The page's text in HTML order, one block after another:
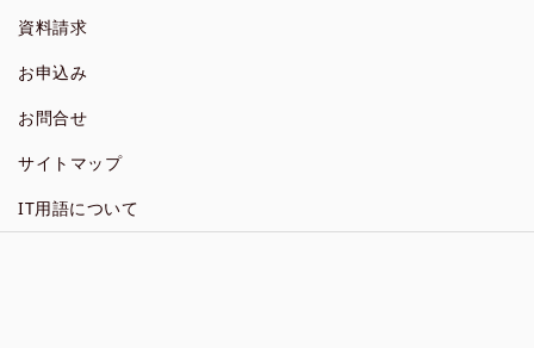
資料請求
お申込み
お問合せ
サイトマップ
IT用語について